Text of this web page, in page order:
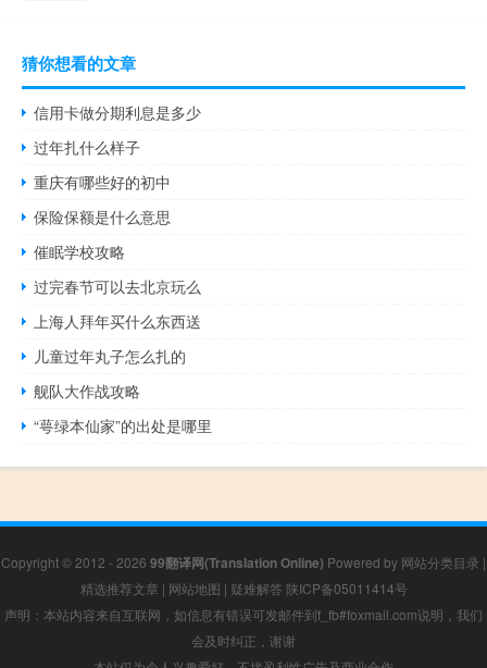
猜你想看的文章
信用卡做分期利息是多少
过年扎什么样子
重庆有哪些好的初中
保险保额是什么意思
催眠学校攻略
过完春节可以去北京玩么
上海人拜年买什么东西送
儿童过年丸子怎么扎的
舰队大作战攻略
“萼绿本仙家”的出处是哪里
Copyright © 2012 - 2026 99翻译网(Translation Online) Powered by 网站分类目录 |
精选推荐文章 | 网站地图 | 疑难解答 陕ICP备05011414号
声明：本站内容来自互联网，如信息有错误可发邮件到f_fb#foxmail.com说明，我们
会及时纠正，谢谢